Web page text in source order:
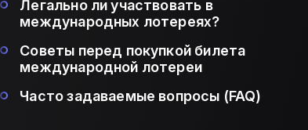
Легально ли участвовать в
международных лотереях?
Советы перед покупкой билета
международной лотереи
Часто задаваемые вопросы (FAQ)